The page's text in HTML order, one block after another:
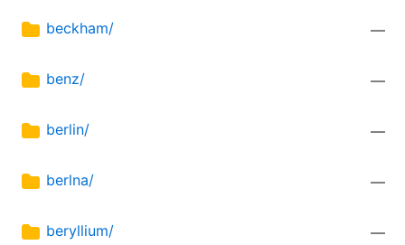
beckham/ —
benz/ —
berlin/ —
berlna/ —
beryllium/ —